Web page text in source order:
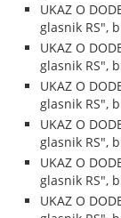
UKAZ O
glasnik RS",
UKAZ O
glasnik RS",
UKAZ O
glasnik RS",
UKAZ O
glasnik RS",
UKAZ O
glasnik RS",
UKAZ O